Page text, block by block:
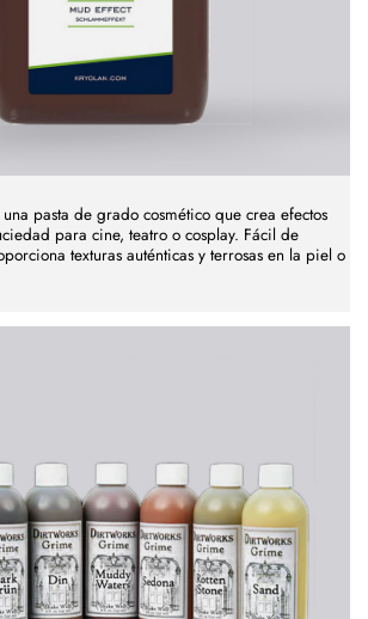
pasta de grado cosmético que crea efectos
para cine, teatro o cosplay. Fácil de
texturas auténticas y terrosas en la piel o